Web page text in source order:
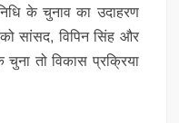
के चुनाव का उदाहरण
सांसद, विपिन सिंह और
तो विकास प्रक्रिया